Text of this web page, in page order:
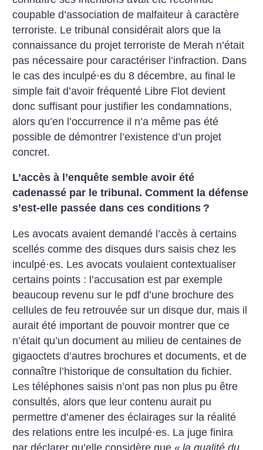
coupable d’association de malfaiteur à caractère
terroriste. Le tribunal considérait alors que la
connaissance du projet terroriste de Merah n’était
pas nécessaire pour caractériser l’infraction. Dans
le cas des inculpé·es du 8 décembre, au final le
simple fait d’avoir fréquenté Libre Flot devient
donc suffisant pour justifier les condamnations,
alors qu’en l’occurrence il n’a même pas été
possible de démontrer l’existence d’un projet
concret.
L’accès à l’enquête semble avoir été
cadenassé par le tribunal. Comment la défense
s’est-elle passée dans ces conditions ?
Les avocats avaient demandé l’accès à certains
scellés comme des disques durs saisis chez les
inculpé·es. Les avocats voulaient contextualiser
certains points : l’accusation est par exemple
beaucoup revenu sur le pdf d’une brochure des
cellules de feu retrouvée sur un disque dur, mais il
aurait été important de pouvoir montrer que ce
n’était qu’un document au milieu de centaines de
gigaoctets d’autres brochures et documents, et de
connaître l’historique de consultation du fichier.
Les téléphones saisis n’ont pas non plus pu être
consultés, alors que leur contenu aurait pu
permettre d’amener des éclairages sur la réalité
des relations entre les inculpé·es. La juge finira
par déclarer qu’elle considère que « la qualité du